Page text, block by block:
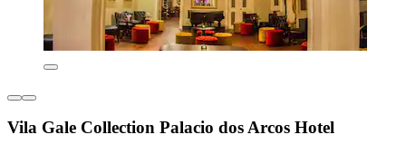
Vila Gale Collection Palacio dos Arcos Hotel